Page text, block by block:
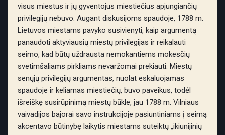
visus miestus ir jų gyventojus miestiečius apjungiančių
privilegijų nebuvo. Augant diskusijoms spaudoje, 1788 m.
Lietuvos miestams pavyko susivienyti, kaip argumentą
panaudoti aktyviausių miestų privilegijas ir reikalauti
seimo, kad būtų uždrausta nemokantiems mokesčių
svetimšaliams pirkliams nevaržomai prekiauti. Miestų
senųjų privilegijų argumentas, nuolat eskaluojamas
spaudoje ir keliamas miestiečių, buvo paveikus, todėl
išreiškę susirūpinimą miestų būkle, jau 1788 m. Vilniaus
vaivadijos bajorai savo instrukcijoje pasiuntiniams į seimą
akcentavo būtinybę laikytis miestams suteiktų „ikiunijinių